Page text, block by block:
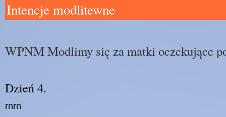
Intencje modlitewne
WPNM Modlimy się za matki oczekujące
Dzień 4.
rnrn